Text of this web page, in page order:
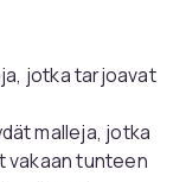
jotka tarjoavat
malleja, jotka
vakaan tunteen